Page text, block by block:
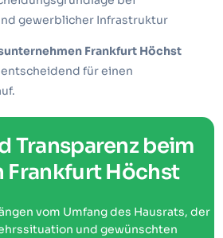
gewerblicher Infrastruktur
Frankfurt Höchst
für einen
Transparenz beim
Frankfurt Höchst
vom Umfang des Hausrats, der
und gewünschten